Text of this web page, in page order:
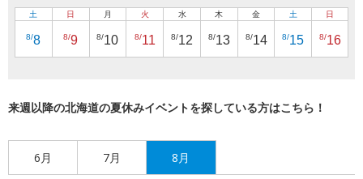
土
8/8
日
8/9
月
8/10
火
8/11
水
8/12
木
8/13
金
8/14
土
8/15
日
8/16
来週以降の北海道の夏休みイベントを探している方はこちら！
6月 7月 8月